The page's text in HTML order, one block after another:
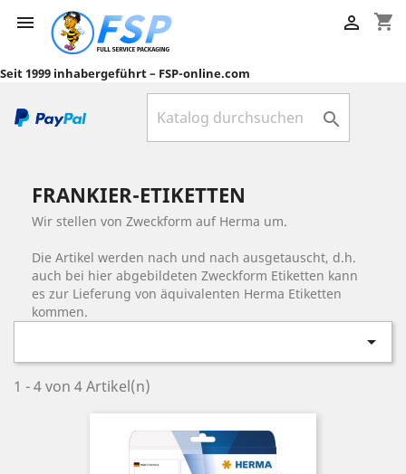
 shopping_cart

Seit 1999 inhabergeführt – FSP-online.com

FRANKIER-ETIKETTEN
Wir stellen von Zweckform auf Herma um.
Die Artikel werden nach und nach ausgetauscht, d.h.
auch bei hier abgebildeten Zweckform Etiketten kann
es zur Lieferung von äquivalenten Herma Etiketten
kommen.

1 - 4 von 4 Artikel(n)